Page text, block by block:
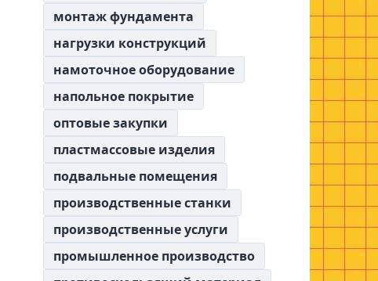
монтаж фундамента
нагрузки конструкций
намоточное оборудование
напольное покрытие
оптовые закупки
пластмассовые изделия
подвальные помещения
производственные станки
производственные услуги
промышленное производство